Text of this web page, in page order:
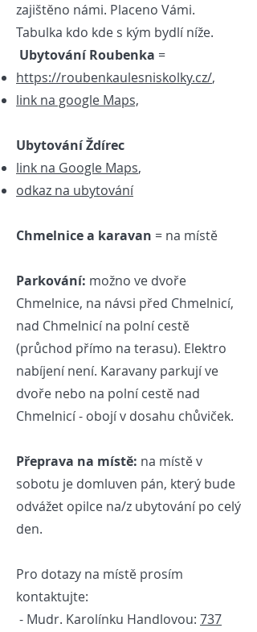
zajištěno námi. Placeno Vámi.
Tabulka kdo kde s kým bydlí níže.
Ubytování Roubenka =
https://roubenkaulesniskolky.cz/,
link na google Maps,
UbytováníŽdírec
link na Google Maps,
odkaz na ubytování
Chmelnice a karavan = na místě
Parkování: možno ve dvoře
Chmelnice, na návsi před Chmelnicí,
nad Chmelnicí na polní cestě
(průchod přímo na terasu). Elektro
nabíjení není. Karavany parkují ve
dvoře nebo na polní cestě nad
Chmelnicí - obojí v dosahu chůviček.
Přeprava na místě: na místě v
sobotu je domluven pán, který bude
odvážet opilce na/z ubytování po celý
den.​
Pro dotazy na místě prosím
kontaktujte:
- Mudr. Karolínku Handlovou: 737